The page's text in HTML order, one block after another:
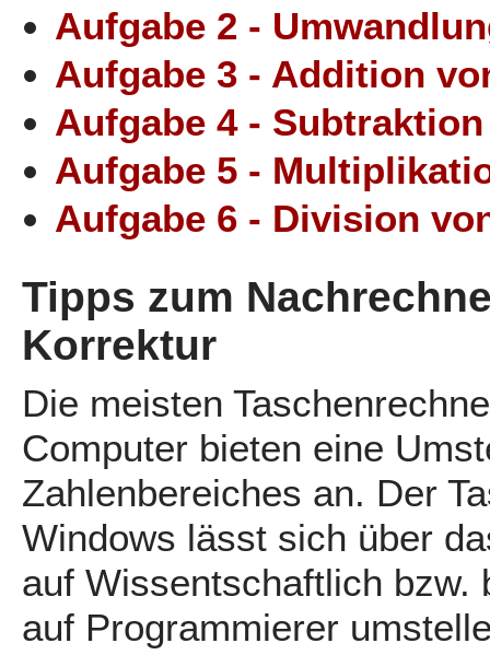
Aufgabe 2 -
Aufgabe 3 - Addition
Aufgabe 4 -
Aufgabe 5 -
Aufgabe 6 - Division
Tipps zum
Korrektur
Die meisten
Computer bieten eine
Zahlenbereiches an. Der
Windows lässt sich über
auf Wissentschaftlich bzw.
auf Programmierer